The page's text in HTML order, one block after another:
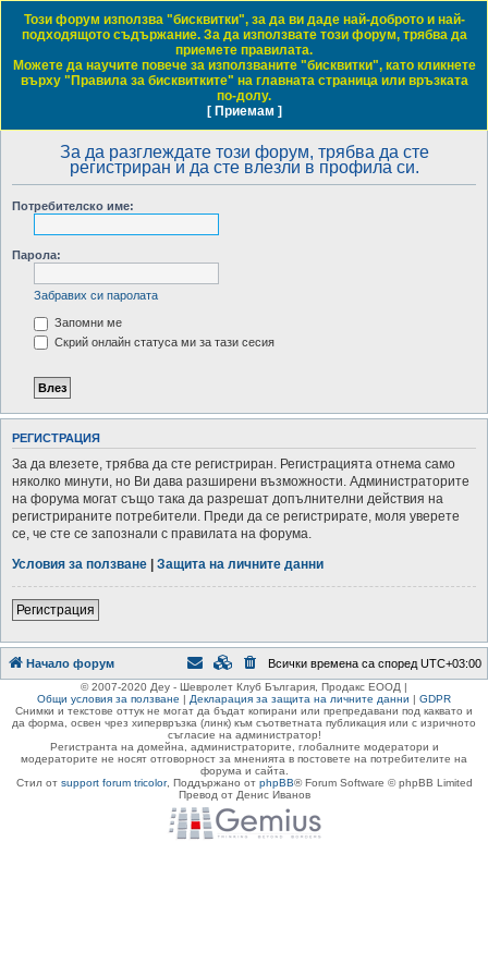
Daewoo & Chevrolet Club Bulgaria
ЧЗВ Правила на форума Влез
Регистрация
Начало форум
Виж активните теми
За да разглеждате този форум, трябва да сте
регистриран и да сте влезли в профила си.
Потребителско име:
Парола:
Забравих си паролата
Запомни ме
Скрий онлайн статуса ми за тази сесия
РЕГИСТРАЦИЯ
За да влезете, трябва да сте регистриран. Регистрацията отнема само
няколко минути, но Ви дава разширени възможности. Администраторите
на форума могат също така да разрешат допълнителни действия на
регистрираните потребители. Преди да се регистрирате, моля уверете
се, че сте се запознали с правилата на форума.
Условия за ползване | Защита на личните данни
Регистрация
Този форум използва "бисквитки", за да ви даде най-доброто и най-
подходящото съдържание. За да използвате този форум, трябва да
приемете правилата.
Можете да научите повече за използваните "бисквитки", като кликнете
върху "Правила за бисквитките" на главната страница или връзката
по-долу.
[ Приемам ]
Начало форум Всички времена са според UTC+03:00
© 2007-2020 Деу - Шевролет Клуб България, Продакс ЕООД |
Общи условия за ползване | Декларация за защита на личните данни | GDPR
Снимки и текстове оттук не могат да бъдат копирани или препредавани под каквато и
да форма, освен чрез хипервръзка (линк) към съответната публикация или с изричното
съгласие на администратор!
Регистранта на домейна, администраторите, глобалните модератори и
модераторите не носят отговорност за мненията в постовете на потребителите на
форума и сайта.
Стил от support forum tricolor, Поддържано от phpBB® Forum Software © phpBB Limited
Превод от Денис Иванов